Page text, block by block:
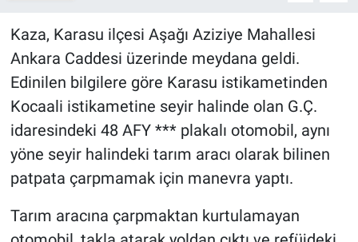
Kaza, Karasu ilçesi Aşağı Aziziye Mahallesi
Ankara Caddesi üzerinde meydana geldi.
Edinilen bilgilere göre Karasu istikametinden
Kocaali istikametine seyir halinde olan G.Ç.
idaresindeki 48 AFY *** plakalı otomobil, aynı
yöne seyir halindeki tarım aracı olarak bilinen
patpata çarpmamak için manevra yaptı.
Tarım aracına çarpmaktan kurtulamayan